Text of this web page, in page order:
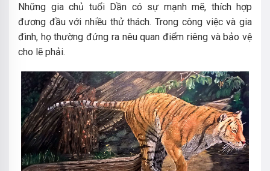
Những gia chủ tuổi Dần có sự mạnh mẽ, thích hợp
đương đầu với nhiều thử thách. Trong công việc và gia
đình, họ thường đứng ra nêu quan điểm riêng và bảo vệ
cho lẽ phải.